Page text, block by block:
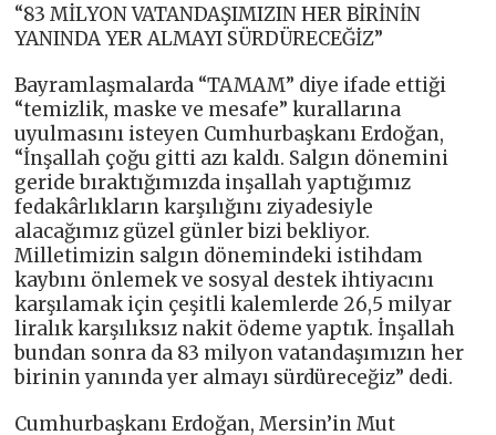
“83 MİLYON VATANDAŞIMIZIN HER BİRİNİN
YANINDA YER ALMAYI SÜRDÜRECEĞİZ”
Bayramlaşmalarda “TAMAM” diye ifade ettiği
“temizlik, maske ve mesafe” kurallarına
uyulmasını isteyen Cumhurbaşkanı Erdoğan,
“İnşallah çoğu gitti azı kaldı. Salgın dönemini
geride bıraktığımızda inşallah yaptığımız
fedakârlıkların karşılığını ziyadesiyle
alacağımız güzel günler bizi bekliyor.
Milletimizin salgın dönemindeki istihdam
kaybını önlemek ve sosyal destek ihtiyacını
karşılamak için çeşitli kalemlerde 26,5 milyar
liralık karşılıksız nakit ödeme yaptık. İnşallah
bundan sonra da 83 milyon vatandaşımızın her
birinin yanında yer almayı sürdüreceğiz” dedi.
Cumhurbaşkanı Erdoğan, Mersin’in Mut